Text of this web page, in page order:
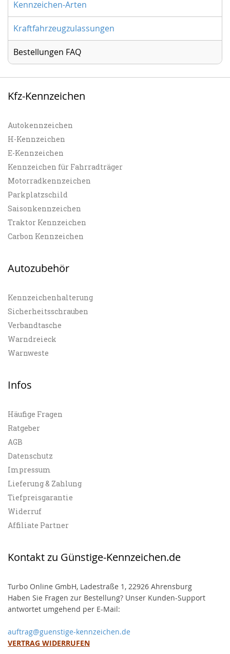
Kennzeichen-Arten
Kraftfahrzeugzulassungen
Bestellungen FAQ
Kfz-Kennzeichen
Autokennzeichen
H-Kennzeichen
E-Kennzeichen
Kennzeichen für Fahrradträger
Motorradkennzeichen
Parkplatzschild
Saisonkennzeichen
Traktor Kennzeichen
Carbon Kennzeichen
Autozubehör
Kennzeichenhalterung
Sicherheitsschrauben
Verbandtasche
Warndreieck
Warnweste
Infos
Häufige Fragen
Ratgeber
AGB
Datenschutz
Impressum
Lieferung & Zahlung
Tiefpreisgarantie
Widerruf
Affiliate Partner
Kontakt zu Günstige-Kennzeichen.de
Turbo Online GmbH, Ladestraße 1, 22926 Ahrensburg
Haben Sie Fragen zur Bestellung? Unser Kunden-Support
antwortet umgehend per E-Mail:
auftrag@guenstige-kennzeichen.de
VERTRAG WIDERRUFEN